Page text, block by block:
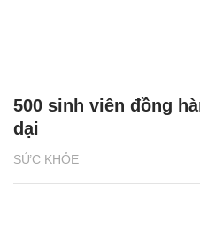
SỨC KHỎE
500 sinh viên đồng
dại